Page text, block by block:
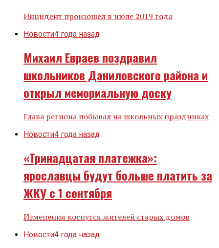
Инцидент произошел в июле 2019 года
Новости4 года назад
Михаил Евраев поздравил
школьников Даниловского района и
открыл мемориальную доску
Глава региона побывал на школьных праздниках
Новости4 года назад
«Тринадцатая платежка»:
ярославцы будут больше платить за
ЖКУ с 1 сентября
Изменения коснутся жителей старых домов
Новости4 года назад